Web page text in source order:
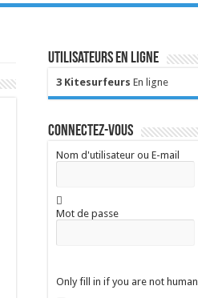
Utilisateurs en ligne
3 Kitesurfeurs En ligne
Connectez-vous
Nom d'utilisateur ou E-mail
Mot de passe
Only fill in if you are not human